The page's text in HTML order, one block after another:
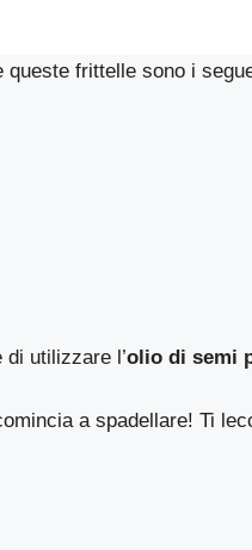
frittelle sono i
utilizzare l’olio di semi
a spadellare! Ti